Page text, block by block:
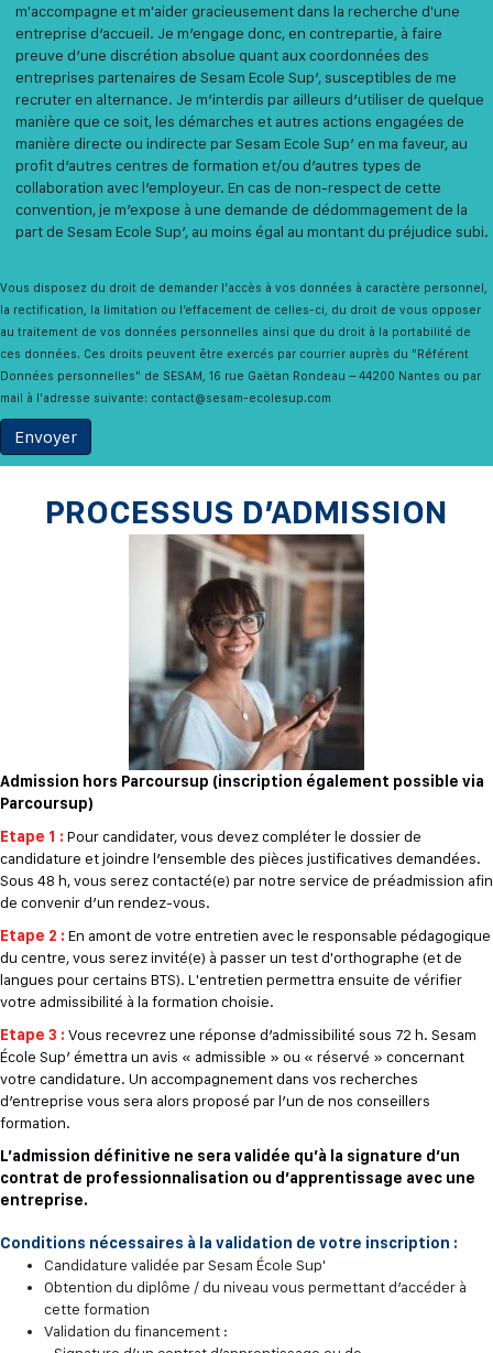
m'accompagne et m'aider gracieusement dans la recherche d'une
entreprise d’accueil. Je m’engage donc, en contrepartie, à faire
preuve d’une discrétion absolue quant aux coordonnées des
entreprises partenaires de Sesam Ecole Sup’, susceptibles de me
recruter en alternance. Je m’interdis par ailleurs d’utiliser de quelque
manière que ce soit, les démarches et autres actions engagées de
manière directe ou indirecte par Sesam Ecole Sup’ en ma faveur, au
profit d’autres centres de formation et/ou d’autres types de
collaboration avec l’employeur. En cas de non-respect de cette
convention, je m’expose à une demande de dédommagement de la
part de Sesam Ecole Sup’, au moins égal au montant du préjudice subi.
Vous disposez du droit de demander l’accès à vos données à caractère personnel,
la rectification, la limitation ou l’effacement de celles-ci, du droit de vous opposer
au traitement de vos données personnelles ainsi que du droit à la portabilité de
ces données. Ces droits peuvent être exercés par courrier auprès du "Référent
Données personnelles" de SESAM, 16 rue Gaëtan Rondeau – 44200 Nantes ou par
mail à l'adresse suivante: contact@sesam-ecolesup.com
PROCESSUS D’ADMISSION
Admission hors Parcoursup (inscription également possible via
Parcoursup)
Etape 1 : Pour candidater, vous devez compléter le dossier de
candidature et joindre l’ensemble des pièces justificatives demandées.
Sous 48 h, vous serez contacté(e) par notre service de préadmission afin
de convenir d’un rendez-vous.
Etape 2 : En amont de votre entretien avec le responsable pédagogique
du centre, vous serez invité(e) à passer un test d'orthographe (et de
langues pour certains BTS). L'entretien permettra ensuite de vérifier
votre admissibilité à la formation choisie.
Etape 3 : Vous recevrez une réponse d’admissibilité sous 72 h. Sesam
École Sup’ émettra un avis « admissible » ou « réservé » concernant
votre candidature. Un accompagnement dans vos recherches
d’entreprise vous sera alors proposé par l’un de nos conseillers
formation.
L’admission définitive ne sera validée qu’à la signature d’un
contrat de professionnalisation ou d’apprentissage avec une
entreprise.
Conditions nécessaires à la validation de votre inscription :
Candidature validée par Sesam École Sup'
Obtention du diplôme / du niveau vous permettant d’accéder à
cette formation
Validation du financement :